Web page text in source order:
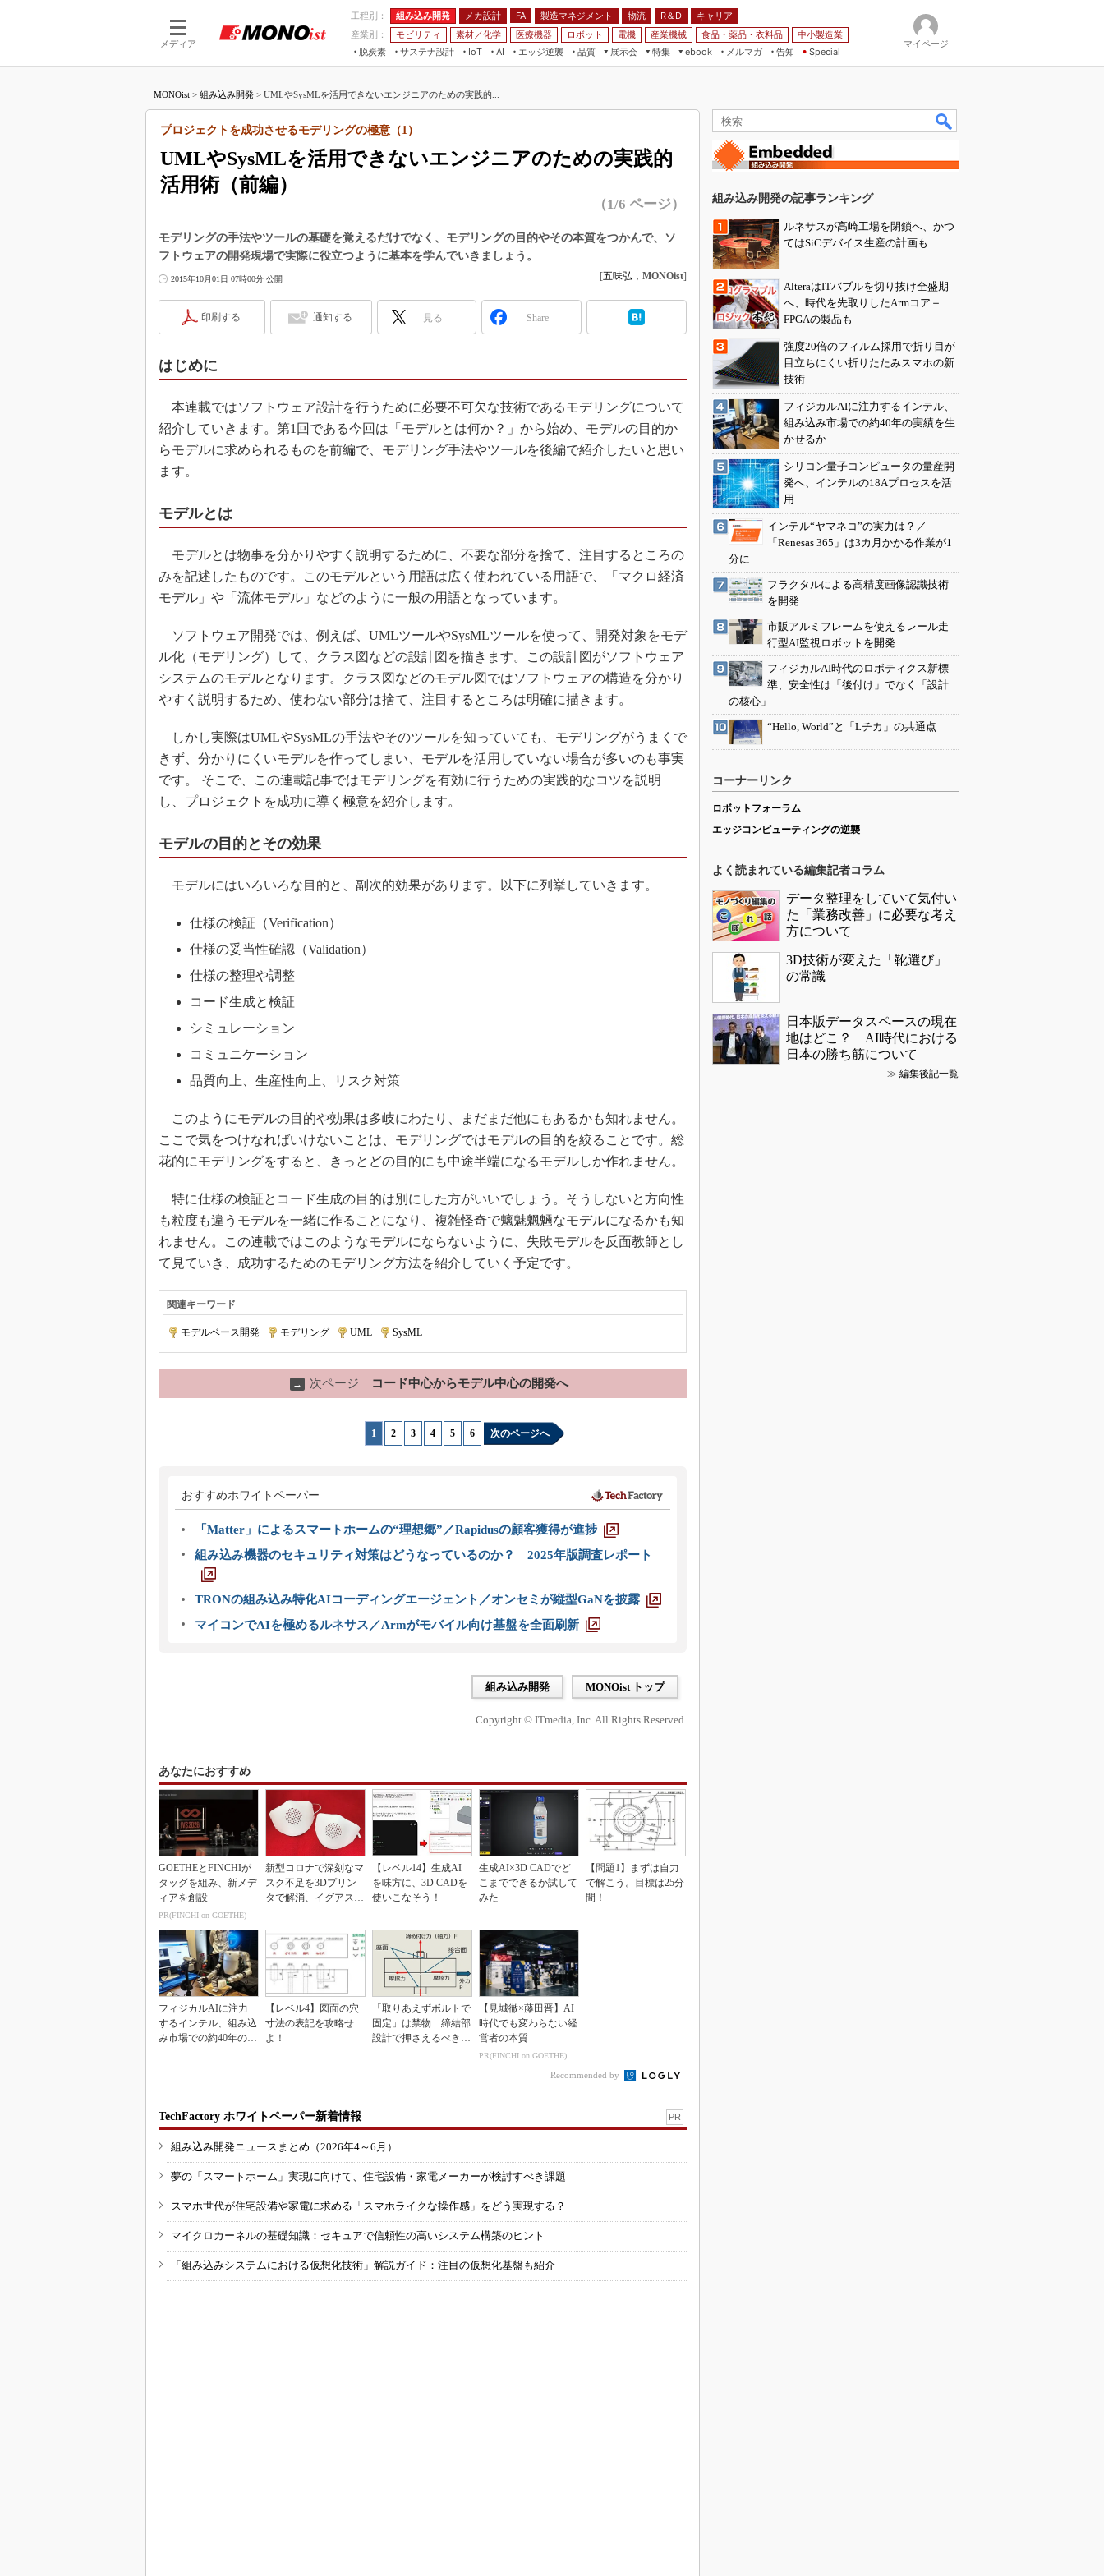
メディア
工程別： 組み込み開発 メカ設計 FA 製造マネジメント 物流 R＆D
キャリア
産業別：
モビリティ 素材／化学 医療機器 ロボット 電機 産業機械 食品・薬品・衣料品
中小製造業
脱炭素
サステナ設計
IoT
つながる工場
つながるサービス
AI
AI×設備保全
Physical AI
エッジ逆襲 品質
展示会
JIMTOF
IIFES
TECHNO-FRONTIER
人テク展
日本ものづくりワールド
産業オープンネット展
特集
つながるクルマ
フィールドサービス
組み込みモデリング
車載ソフト開発
ISO26262
デジタルツインとCAE
S＆OP
インダストリー4.0
メイドインジャパン
植物工場
知財マネジメント
海外生産
グローバル設計・開発
制御セキュリティ
新型コロナへの対応
ebook
モビリティ
メルマガ
告知 Special
マイページ
MONOist > 組み込み開発 > UMLやSysMLを活用できないエンジニアのための実践的...
UMLやSysMLを活用できないエンジニアのための実践的
活用術（前編）
プロジェクトを成功させるモデリングの極意（1）
（1/6 ページ）
モデリングの手法やツールの基礎を覚えるだけでなく、モデリングの目的やその本質をつかんで、ソ
フトウェアの開発現場で実際に役立つように基本を学んでいきましょう。
2015年10月01日 07時00分 公開 [五味弘 ， MONOist]
印刷する 通知する 見る Share
はじめに
本連載ではソフトウェア設計を行うために必要不可欠な技術であるモデリングについて
紹介していきます。第1回である今回は「モデルとは何か？」から始め、モデルの目的か
らモデルに求められるものを前編で、モデリング手法やツールを後編で紹介したいと思い
ます。
モデルとは
モデルとは物事を分かりやすく説明するために、不要な部分を捨て、注目するところの
みを記述したものです。このモデルという用語は広く使われている用語で、「マクロ経済
モデル」や「流体モデル」などのように一般の用語となっています。
ソフトウェア開発では、例えば、UMLツールやSysMLツールを使って、開発対象をモデ
ル化（モデリング）して、クラス図などの設計図を描きます。この設計図がソフトウェア
システムのモデルとなります。クラス図などのモデル図ではソフトウェアの構造を分かり
やすく説明するため、使わない部分は捨て、注目するところは明確に描きます。
しかし実際はUMLやSysMLの手法やそのツールを知っていても、モデリングがうまくで
きず、分かりにくいモデルを作ってしまい、モデルを活用していない場合が多いのも事実
です。 そこで、この連載記事ではモデリングを有効に行うための実践的なコツを説明
し、プロジェクトを成功に導く極意を紹介します。
モデルの目的とその効果
モデルにはいろいろな目的と、副次的効果があります。以下に列挙していきます。
仕様の検証（Verification）
仕様の妥当性確認（Validation）
仕様の整理や調整
コード生成と検証
シミュレーション
コミュニケーション
品質向上、生産性向上、リスク対策
このようにモデルの目的や効果は多岐にわたり、まだまだ他にもあるかも知れません。
ここで気をつけなればいけないことは、モデリングではモデルの目的を絞ることです。総
花的にモデリングをすると、きっとどの目的にも中途半端になるモデルしか作れません。
特に仕様の検証とコード生成の目的は別にした方がいいでしょう。そうしないと方向性
も粒度も違うモデルを一緒に作ることになり、複雑怪奇で魑魅魍魎なモデルになるかも知
れません。この連載ではこのようなモデルにならないように、失敗モデルを反面教師とし
て見ていき、成功するためのモデリング方法を紹介していく予定です。
関連キーワード
モデルベース開発 モデリング UML SysML
→ 次ページ コード中心からモデル中心の開発へ
1 2 3 4 5 6 次のページへ
おすすめホワイトペーパー
「Matter」によるスマートホームの“理想郷”／Rapidusの顧客獲得が進捗
組み込み機器のセキュリティ対策はどうなっているのか？ 2025年版調査レポート
TRONの組み込み特化AIコーディングエージェント／オンセミが縦型GaNを披露
マイコンでAIを極めるルネサス／Armがモバイル向け基盤を全面刷新
組み込み開発 MONOist トップ
Copyright © ITmedia, Inc. All Rights Reserved.
あなたにおすすめ
GOETHEとFINCHIが
タッグを組み、新メデ
ィアを創設
PR(FINCHI on GOETHE)
新型コロナで深刻なマ
スク不足を3Dプリン
タで解消、イグアスが
【レベル14】生成AI
を味方に、3D CADを
使いこなそう！
生成AI×3D CADでど
こまでできるか試して
みた
【問題1】まずは自力
で解こう。目標は25分
間！
フィジカルAIに注力
するインテル、組み込
み市場での約40年の実
【レベル4】図面の穴
寸法の表記を攻略せ
よ！
「取りあえずボルトで
固定」は禁物 締結部
設計で押さえるべき基
【見城徹×藤田晋】AI
時代でも変わらない経
営者の本質
PR(FINCHI on GOETHE)
Recommended by
TechFactory ホワイトペーパー新着情報 PR
組み込み開発ニュースまとめ（2026年4～6月）
夢の「スマートホーム」実現に向けて、住宅設備・家電メーカーが検討すべき課題
スマホ世代が住宅設備や家電に求める「スマホライクな操作感」をどう実現する？
マイクロカーネルの基礎知識：セキュアで信頼性の高いシステム構築のヒント
「組み込みシステムにおける仮想化技術」解説ガイド：注目の仮想化基盤も紹介
組み込み開発の記事ランキング
ルネサスが高崎工場を閉鎖へ、かつ
てはSiCデバイス生産の計画も
AlteraはITバブルを切り抜け全盛期
へ、時代を先取りしたArmコア＋
FPGAの製品も
強度20倍のフィルム採用で折り目が
目立ちにくい折りたたみスマホの新
技術
フィジカルAIに注力するインテル、
組み込み市場での約40年の実績を生
かせるか
シリコン量子コンピュータの量産開
発へ、インテルの18Aプロセスを活
用
インテル“ヤマネコ”の実力は？／
「Renesas 365」は3カ月かかる作業が1
分に
フラクタルによる高精度画像認識技術
を開発
市販アルミフレームを使えるレール走
行型AI監視ロボットを開発
フィジカルAI時代のロボティクス新標
準、安全性は「後付け」でなく「設計
の核心」
“Hello, World”と「Lチカ」の共通点
コーナーリンク
ロボットフォーラム
エッジコンピューティングの逆襲
よく読まれている編集記者コラム
データ整理をしていて気付い
た「業務改善」に必要な考え
方について
3D技術が変えた「靴選び」
の常識
日本版データスペースの現在
地はどこ？ AI時代における
日本の勝ち筋について
≫ 編集後記一覧